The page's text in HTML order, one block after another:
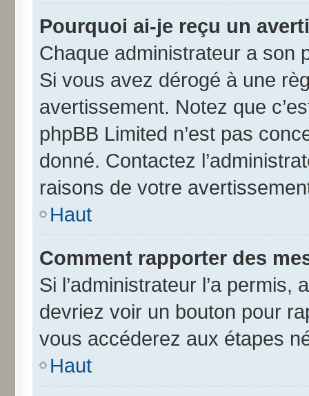
Pourquoi ai-je reçu un
Chaque administrateur a son
Si vous avez dérogé à une
avertissement. Notez que
phpBB Limited n’est pas
donné. Contactez
raisons de votre
Haut
Comment rapporter des
Si l’administrateur l’a
devriez voir un bouton pour
vous accéderez aux étapes
Haut